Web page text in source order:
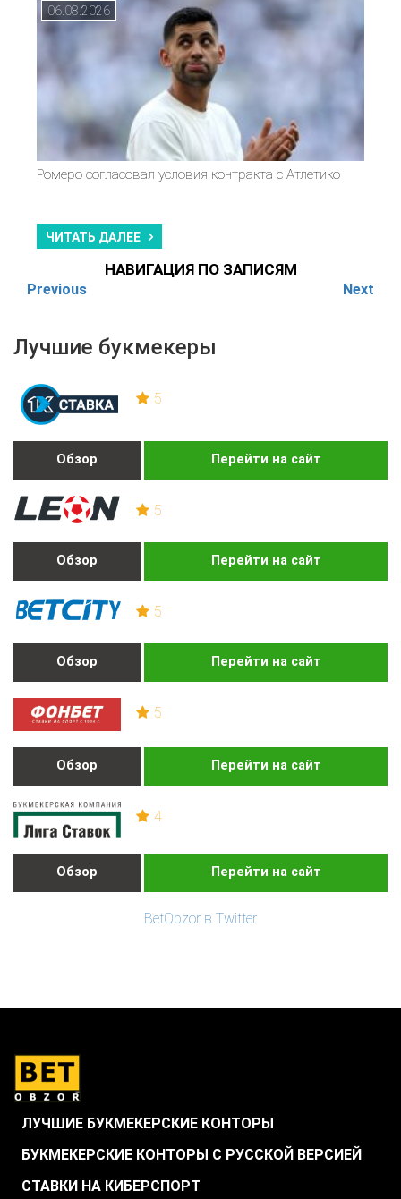
Лучшие букмекеры
5
Обзор Перейти на сайт
5
Обзор Перейти на сайт
5
Обзор Перейти на сайт
5
Обзор Перейти на сайт
4
Обзор Перейти на сайт
BetObzor в Twitter
06.08.2026
Ромеро согласовал условия контракта с Атлетико
ЧИТАТЬ ДАЛЕЕ
НАВИГАЦИЯ ПО ЗАПИСЯМ
Previous Next
ЛУЧШИЕ БУКМЕКЕРСКИЕ КОНТОРЫ
БУКМЕКЕРСКИЕ КОНТОРЫ С РУССКОЙ ВЕРСИЕЙ
СТАВКИ НА КИБЕРСПОРТ